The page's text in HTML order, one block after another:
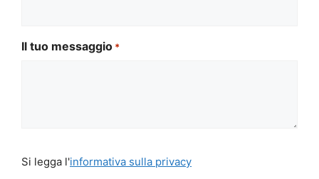
Il tuo messaggio *
legga
Si legga l'informativa sulla privacy